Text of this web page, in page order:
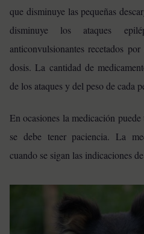
que disminuye las pequeñas
disminuye los ataques
anticonvulsionantes recetados
dosis. La cantidad de
de los ataques y del peso de cada
En ocasiones la medicación
se debe tener paciencia. La
cuando se sigan las indicaciones